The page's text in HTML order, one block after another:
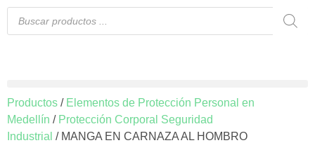
Productos / Elementos de Protección Personal en
Medellín / Protección Corporal Seguridad
Industrial / MANGA EN CARNAZA AL HOMBRO